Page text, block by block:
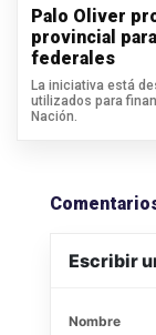
Palo Oliver
provincial
federales
La iniciativa está
utilizados para
Nación.
Escribir
Nombre